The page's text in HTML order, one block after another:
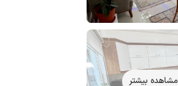
مشاهده بیشتر